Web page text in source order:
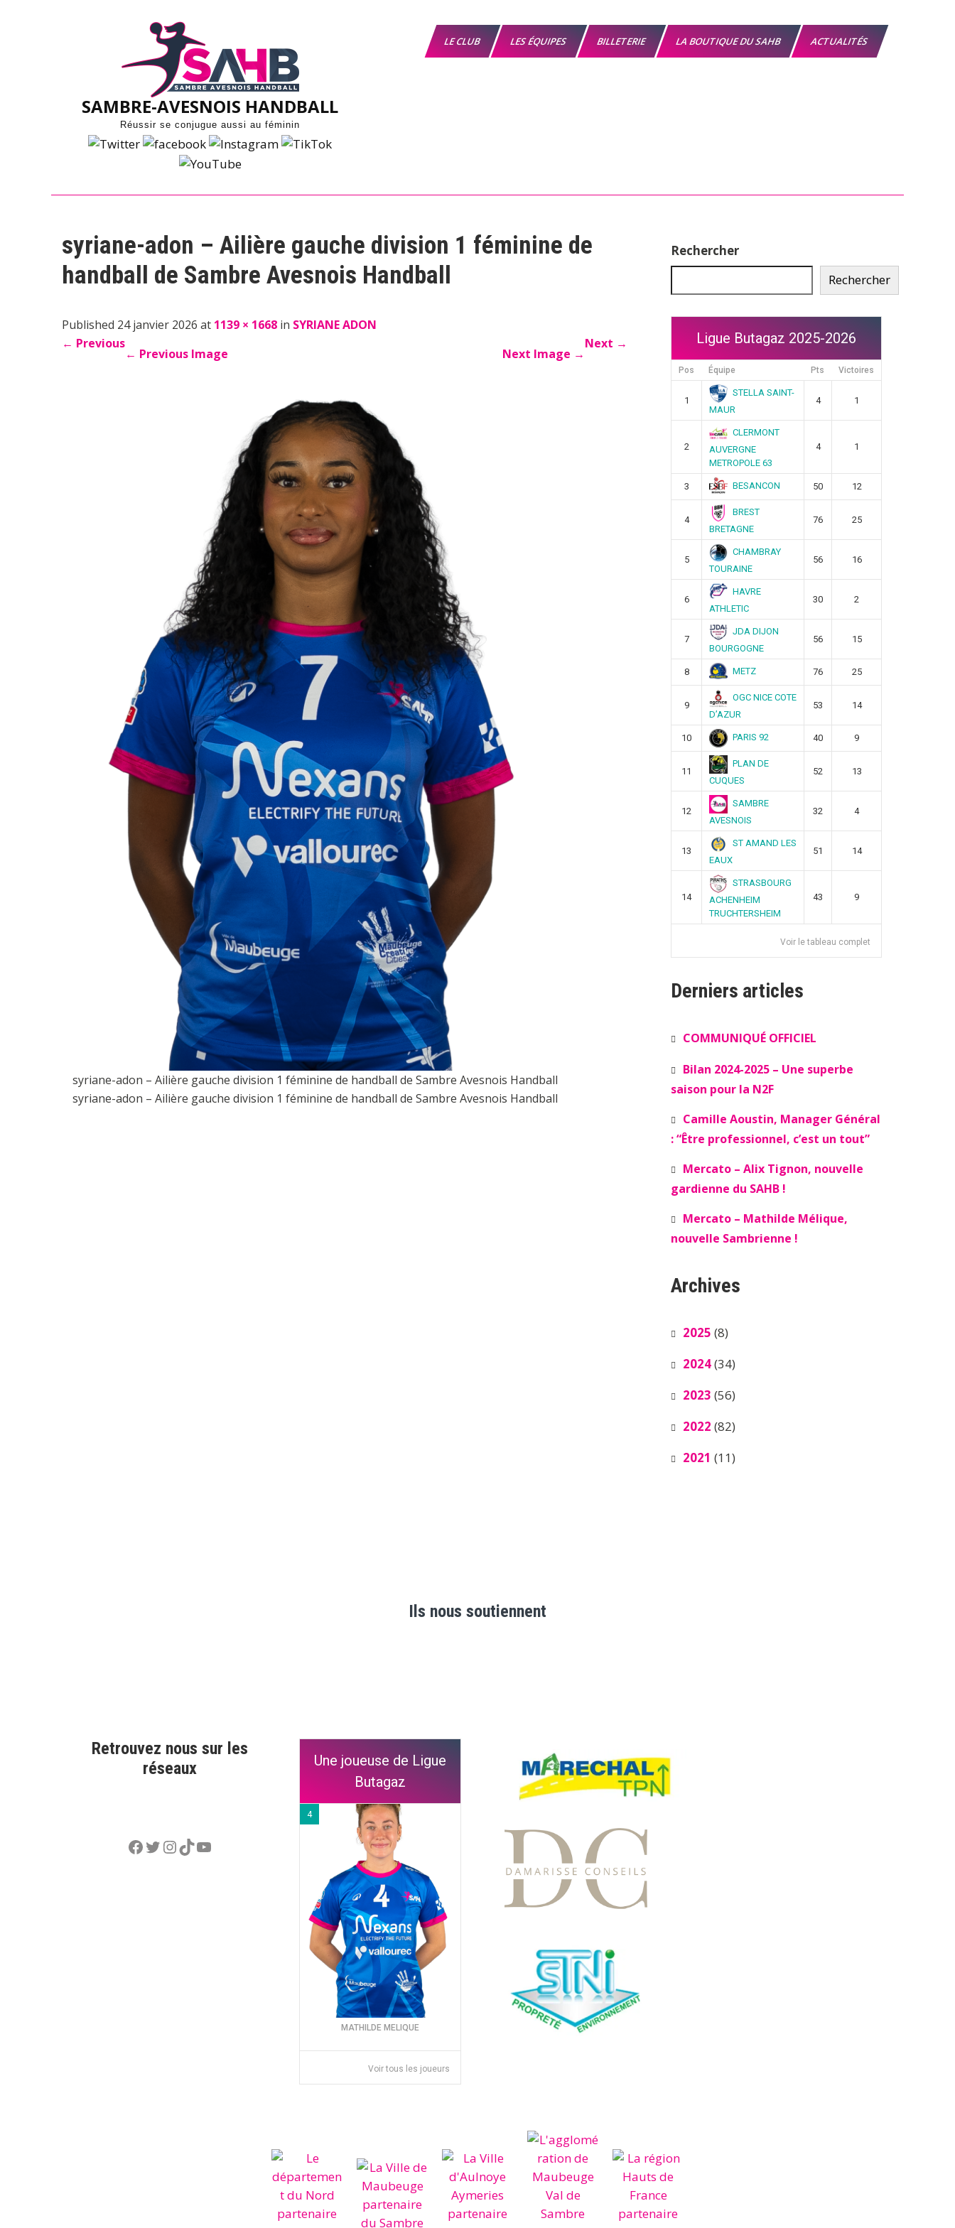
SAMBRE-AVESNOIS HANDBALL
Réussir se conjugue aussi au féminin
LE CLUB LES ÉQUIPES BILLETERIE LA BOUTIQUE DU SAHB ACTUALITÉS
syriane-adon – Ailière gauche division 1 féminine de
handball de Sambre Avesnois Handball
Published 24 janvier 2026 at 1139 × 1668 in SYRIANE ADON
← Previous Next →
← Previous Image Next Image →
syriane-adon – Ailière gauche division 1 féminine de handball de Sambre Avesnois Handball
syriane-adon – Ailière gauche division 1 féminine de handball de Sambre Avesnois Handball
Rechercher
Rechercher
Ligue Butagaz 2025-2026
Pos Équipe Pts Victoires
1
STELLA SAINT-
MAUR
4 1
2
CLERMONT
AUVERGNE
METROPOLE 63
4 1
3 BESANCON 50 12
4
BREST
BRETAGNE
76 25
5
CHAMBRAY
TOURAINE
56 16
6
HAVRE
ATHLETIC
30 2
7
JDA DIJON
BOURGOGNE
56 15
8 METZ 76 25
9
OGC NICE COTE
D’AZUR
53 14
10 PARIS 92 40 9
11
PLAN DE
CUQUES
52 13
12
SAMBRE
AVESNOIS
32 4
13
ST AMAND LES
EAUX
51 14
14
STRASBOURG
ACHENHEIM
TRUCHTERSHEIM
43 9
Voir le tableau complet
Derniers articles
COMMUNIQUÉ OFFICIEL
Bilan 2024-2025 – Une superbe
saison pour la N2F
Camille Aoustin, Manager Général
: “Être professionnel, c’est un tout”
Mercato – Alix Tignon, nouvelle
gardienne du SAHB !
Mercato – Mathilde Mélique,
nouvelle Sambrienne !
Archives
2025 (8)
2024(34)
2023 (56)
2022 (82)
2021 (11)
Ils nous soutiennent
Retrouvez nous sur les
réseaux
Facebook
Twitter
Instagram
TikTok
YouTube
Une joueuse de Ligue
Butagaz
4
MATHILDE MELIQUE
Voir tous les joueurs